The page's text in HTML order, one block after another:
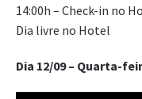
14:00h – Check-in no
Dia livre no Hotel
Dia 12/09 – Quarta-